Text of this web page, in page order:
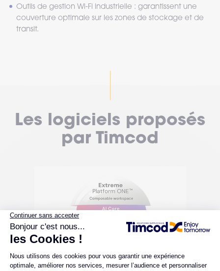
Outils de gestion Wi-Fi industrielle : garantissent une
couverture optimale sur les zones de stockage et de
transit.
Les logiciels proposés
par Timcod